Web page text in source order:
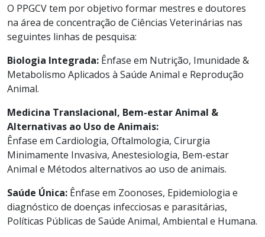
O PPGCV tem por objetivo formar mestres e doutores
na área de concentração de Ciências Veterinárias nas
seguintes linhas de pesquisa:
Biologia Integrada: Ênfase em Nutrição, Imunidade &
Metabolismo Aplicados à Saúde Animal e Reprodução
Animal.
Medicina Translacional, Bem-estar Animal &
Alternativas ao Uso de Animais:
Ênfase em Cardiologia, Oftalmologia, Cirurgia
Minimamente Invasiva, Anestesiologia, Bem-estar
Animal e Métodos alternativos ao uso de animais.
Saúde Única: Ênfase em Zoonoses, Epidemiologia e
diagnóstico de doenças infecciosas e parasitárias,
Políticas Públicas de Saúde Animal, Ambiental e Humana.